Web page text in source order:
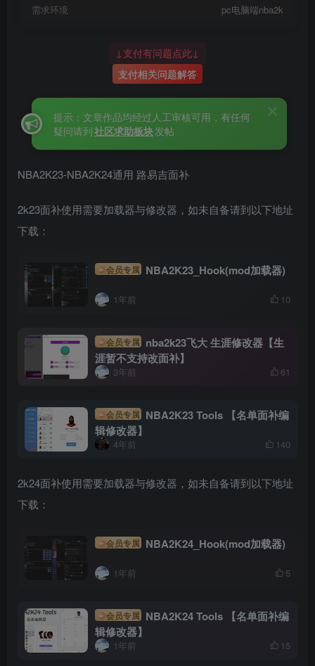
需求环境 pc电脑端nba2k
↓支付有问题点此↓
支付相关问题解答
提示：文章作品均经过人工审核可用，有任何
疑问请到社区求助板块发帖
NBA2K23-NBA2K24通用 路易吉面补
2k23面补使用需要加载器与修改器，如未自备请到以下地址
下载：
会员专属 NBA2K23_Hook(mod加载器)
1年前 10
会员专属 nba2k23飞大 生涯修改器【生
涯暂不支持改面补】
3年前 61
会员专属 NBA2K23 Tools 【名单面补编
辑修改器】
4年前 140
2k24面补使用需要加载器与修改器，如未自备请到以下地址
下载：
会员专属 NBA2K24_Hook(mod加载器)
1年前 5
会员专属 NBA2K24 Tools 【名单面补编
辑修改器】
1年前 15